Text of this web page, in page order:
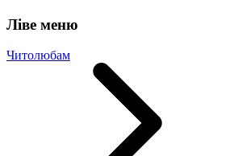
Ліве меню
Читолюбам